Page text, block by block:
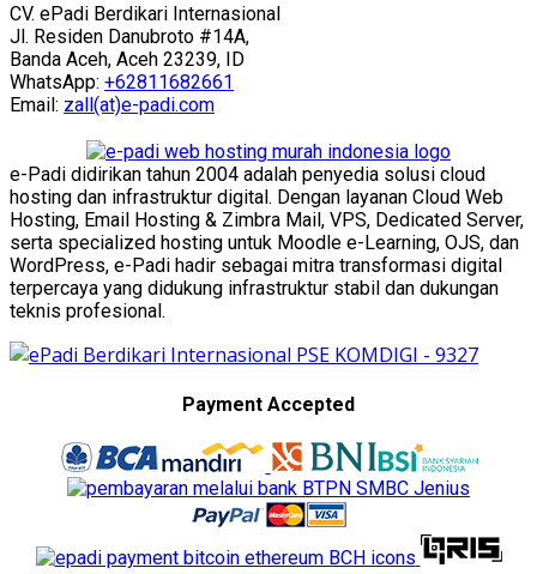
CV. ePadi Berdikari Internasional
Jl. Residen Danubroto #14A,
Banda Aceh, Aceh 23239, ID
WhatsApp: +62811682661
Email: zall(at)e-padi.com
e-Padi didirikan tahun 2004 adalah penyedia solusi cloud
hosting dan infrastruktur digital. Dengan layanan Cloud Web
Hosting, Email Hosting & Zimbra Mail, VPS, Dedicated Server,
serta specialized hosting untuk Moodle e-Learning, OJS, dan
WordPress, e-Padi hadir sebagai mitra transformasi digital
terpercaya yang didukung infrastruktur stabil dan dukungan
teknis profesional.
Payment Accepted